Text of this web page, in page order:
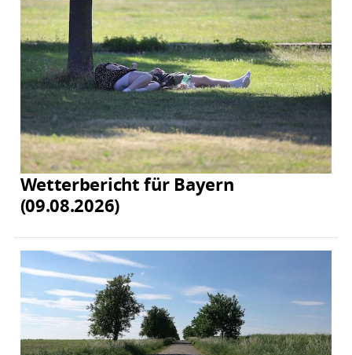
Wetterbericht für Bayern
(09.08.2026)